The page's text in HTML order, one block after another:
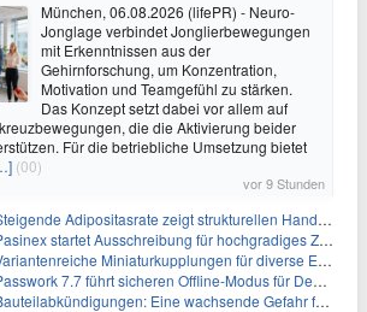
München, 06.08.2026 (lifePR) - Neuro-
Jonglage verbindet Jonglierbewegungen
mit Erkenntnissen aus der
Gehirnforschung, um Konzentration,
Motivation und Teamgefühl zu stärken.
Das Konzept setzt dabei vor allem auf
die die Aktivierung beider
Für die betriebliche Umsetzung bietet
(00)
vor 9 Stunden
Adipositasrate zeigt strukturellen Handlungsbedarf bei der Ernährung schulpflichtiger Kinder
startet Ausschreibung für hochgradiges Zinksulfidkonzentrat mit Germanium- und Silbergehalten und stellt ein Betriebsupdate bereit
Miniaturkupplungen für diverse Einsatzbereiche
7.7 führt sicheren Offline-Modus für Desktop- und Mobile-Apps ein
Eine wachsende Gefahr für industrielle Elektroniksysteme